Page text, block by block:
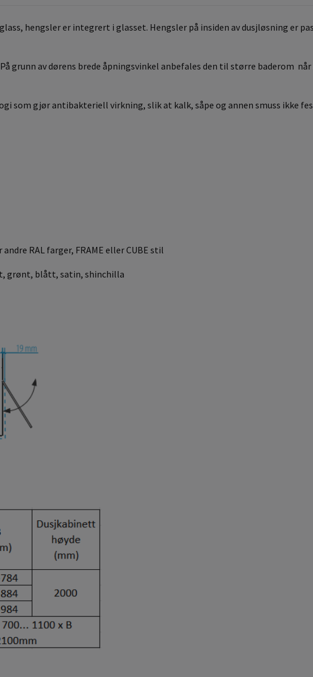
hengsler er integrert i glasset. Hengsler på insiden av dusjløsning er
grunn av dørens brede åpningsvinkel anbefales den til større baderom
som gjør antibakteriell virkning, slik at kalk, såpe og annen smuss ikke
RAL farger, FRAME eller CUBE stil
grønt, blått, satin, shinchilla